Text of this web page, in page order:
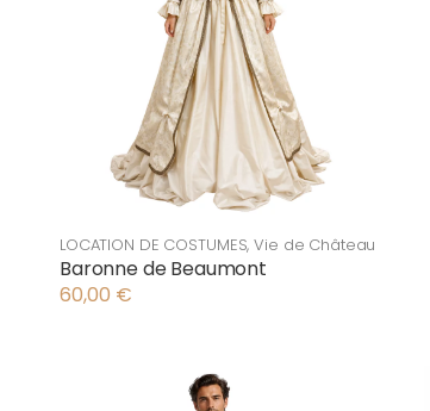
LOCATION DE COSTUMES,Vie de Château
Baronne de Beaumont
60,00 €